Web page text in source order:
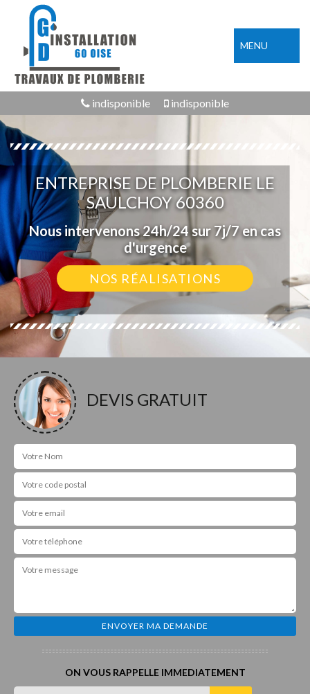
MENU
indisponible indisponible
ENTREPRISE DE PLOMBERIE LE
SAULCHOY 60360
Nous intervenons 24h/24 sur 7j/7 en cas
d'urgence
NOS RÉALISATIONS
DEVIS GRATUIT
ON VOUS RAPPELLE IMMEDIATEMENT